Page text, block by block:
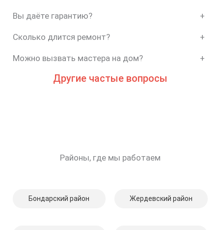
Вы даёте гарантию? +
Сколько длится ремонт? +
Можно вызвать мастера на дом? +
Другие частые вопросы
Районы, где мы работаем
Бондарский район Жердевский район